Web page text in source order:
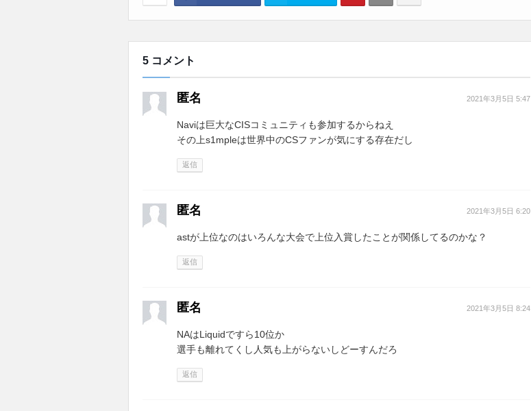
5 コメント
匿名 2021年3月5日 5:47
Naviは巨大なCISコミュニティも参加するからねえ
その上s1mpleは世界中のCSファンが気にする存在だし
返信
匿名 2021年3月5日 6:20
astが上位なのはいろんな大会で上位入賞したことが関係してるのかな？
返信
匿名 2021年3月5日 8:24
NAはLiquidですら10位か
選手も離れてくし人気も上がらないしどーすんだろ
返信